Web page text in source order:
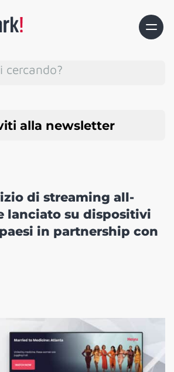
cercando?
alla newsletter
di streaming all-
lanciato su dispositivi
in partnership con